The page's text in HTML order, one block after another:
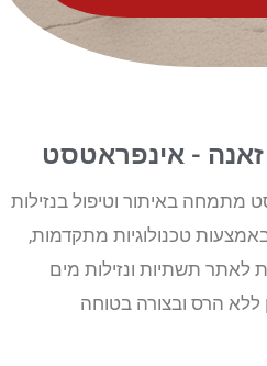
- אינפראטסט
מתמחה באיתור וטיפול בנזילות
באמצעות טכנולוגיות מתקדמות,
לאתר תשתיות ונזילות מים
ללא הרס ובצורה בטוחה